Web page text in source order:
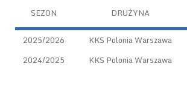
SEZON DRUŻYNA
2025/2026 KKS Polonia Warszawa
2024/2025
KKS Polonia Warszawa